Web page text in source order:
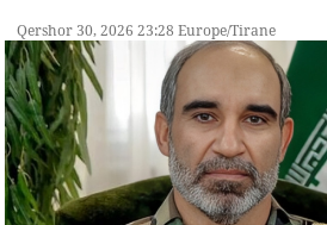
Qershor 30, 2026 23:28 Europe/Tirane